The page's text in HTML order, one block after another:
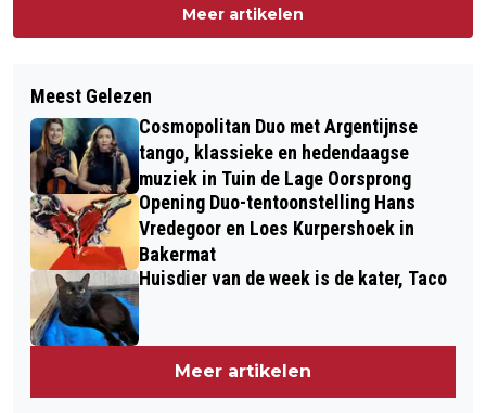
Meer artikelen
Meest Gelezen
Cosmopolitan Duo met Argentijnse
tango, klassieke en hedendaagse
muziek in Tuin de Lage Oorsprong
Opening Duo-tentoonstelling Hans
Vredegoor en Loes Kurpershoek in
Bakermat
Huisdier van de week is de kater, Taco
Meer artikelen